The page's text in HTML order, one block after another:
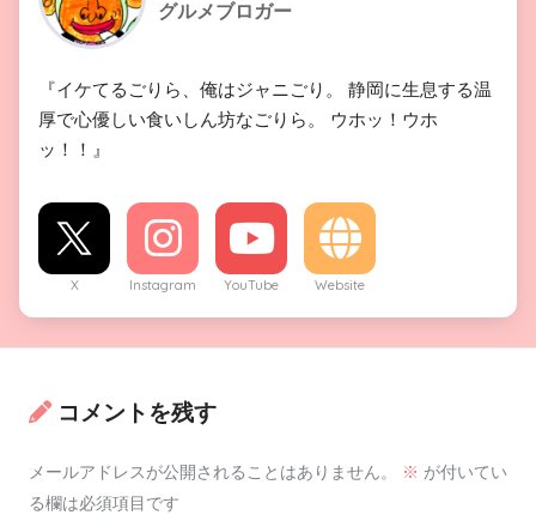
グルメブロガー
『イケてるごりら、俺はジャニごり。 静岡に生息する温
厚で心優しい食いしん坊なごりら。 ウホッ！ウホ
ッ！！』
X Instagram YouTube Website
コメントを残す
メールアドレスが公開されることはありません。 ※ が付いてい
る欄は必須項目です